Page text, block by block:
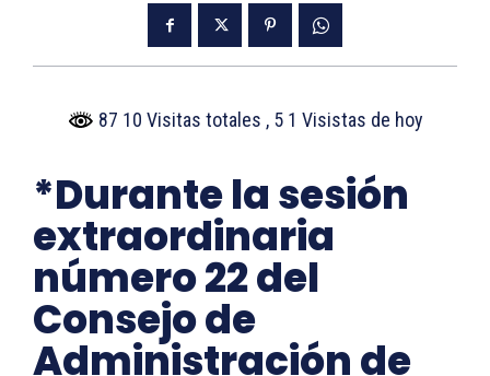
87 10 Visitas totales , 5 1 Visistas de hoy
*Durante la sesión
extraordinaria
número 22 del
Consejo de
Administración de